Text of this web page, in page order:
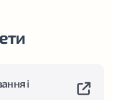
роль у розвитку
і